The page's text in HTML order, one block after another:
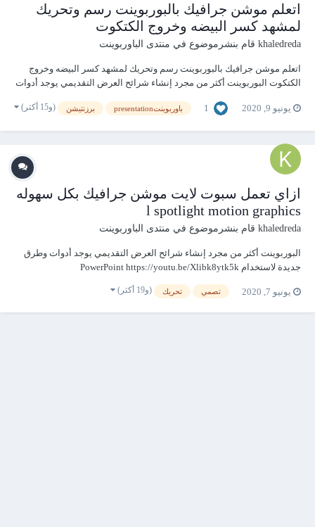
اتعلم موشن جرافيك بالبوربوينت رسم وتحريك
لمشهد كسر البيضه وخروج الكتكوت
khaledreda قام بنشرموضوع في منتدى الباوربوينت
اتعلم موشن جرافيك بالبوربوينت رسم وتحريك لمشهد كسر البيضه وخروج
الكتكوت البوربوينت أكثر من مجرد إنشاء شرائح العرض التقديمي يوجد أدوات
https://youtu.be/zgUGrobp5xc
يونيو 9, 2020 1 باوربوينتpresentation برزنتيشن (و15 أكثر)
ازاي تعمل سبوت لايت موشن جرافيك بكل سهوله
l spotlight motion graphics
khaledreda قام بنشرموضوع في منتدى الباوربوينت
البوربوينت أكثر من مجرد إنشاء شرائح العرض التقديمي يوجد أدوات وطرق
جديدة لاستخدام PowerPoint https://youtu.be/Xlibk8ytk5k
يونيو 7, 2020 تصمي تحريك (و19 أكثر)